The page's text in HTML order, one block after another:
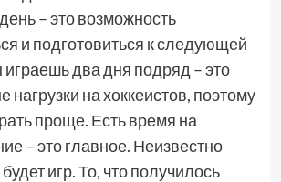
– это возможность
и подготовиться к следующей
играешь два дня подряд – это
на хоккеистов, поэтому
проще. Есть время на
– это главное. Неизвестно
игр. То, что получилось